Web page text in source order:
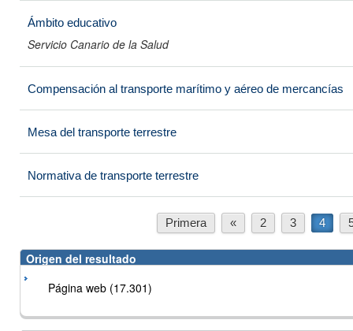
Ámbito educativo
Servicio Canario de la Salud
Compensación al transporte marítimo y aéreo de mercancías
Mesa del transporte terrestre
Normativa de transporte terrestre
Primera « 2 3 4
Origen del resultado
Página web (17.301)